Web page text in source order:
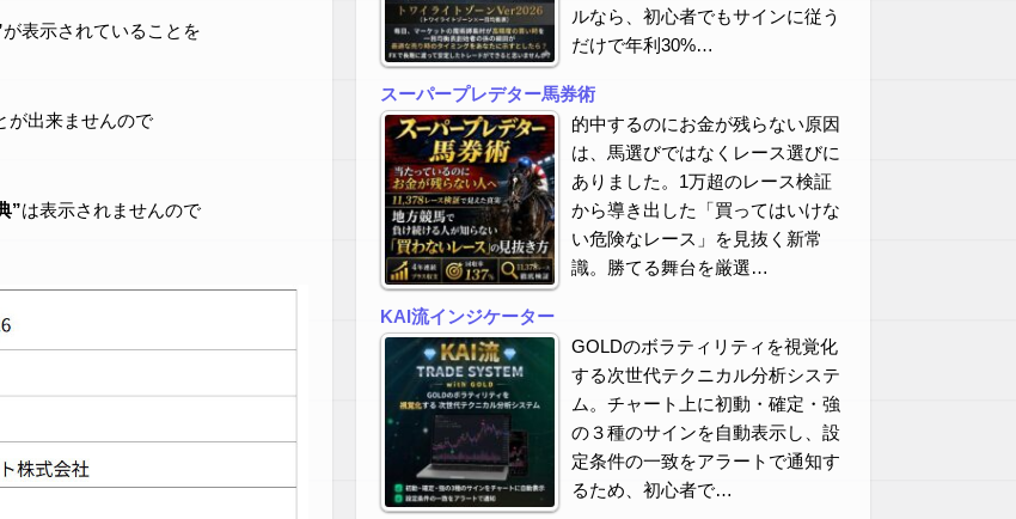
が表示されていることを
が出来ませんので
”は表示されませんので
ルなら、初心者でもサインに従う
だけで年利30%…
スーパープレデター馬券術
的中するのにお金が残らない原因
は、馬選びではなくレース選びに
ありました。1万超のレース検証
から導き出した「買ってはいけな
い危険なレース」を見抜く新常
識。勝てる舞台を厳選…
KAI流インジケーター
GOLDのボラティリティを視覚化
する次世代テクニカル分析システ
ム。チャート上に初動・確定・強
の３種のサインを自動表示し、設
定条件の一致をアラートで通知す
るため、初心者で…